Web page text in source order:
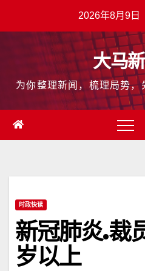
2026年8月9日
大马
为你整理新闻，梳理局势
时政快读
新冠肺炎.裁
岁以上